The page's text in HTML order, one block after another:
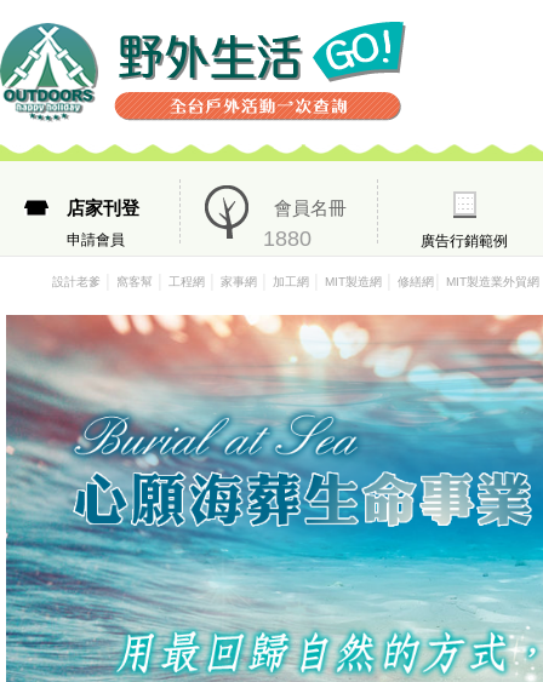
店家刊登
申請會員
會員名冊
1880 廣告行銷範例
設計老爹 窩客幫 工程網 │家事網 加工網 MIT製造網 │修繕網 MIT製造業外貿網